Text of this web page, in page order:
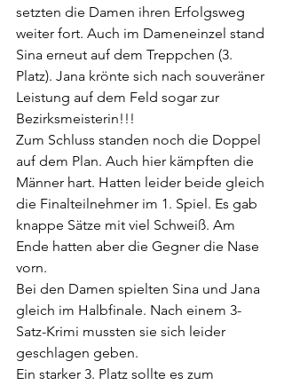
setzten die Damen ihren Erfolgsweg
weiter fort. Auch im Dameneinzel stand
Sina erneut auf dem Treppchen (3.
Platz). Jana krönte sich nach souveräner
Leistung auf dem Feld sogar zur
Bezirksmeisterin!!!
Zum Schluss standen noch die Doppel
auf dem Plan. Auch hier kämpften die
Männer hart. Hatten leider beide gleich
die Finalteilnehmer im 1. Spiel. Es gab
knappe Sätze mit viel Schweiß. Am
Ende hatten aber die Gegner die Nase
vorn.
Bei den Damen spielten Sina und Jana
gleich im Halbfinale. Nach einem 3-
Satz-Krimi mussten sie sich leider
geschlagen geben.
Ein starker 3. Platz sollte es zum